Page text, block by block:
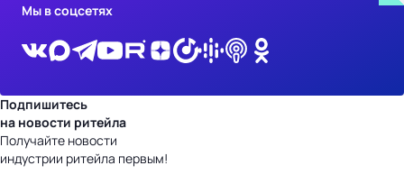
Мы в соцсетях
Подпишитесь
на новости ритейла
Получайте новости
индустрии ритейла первым!